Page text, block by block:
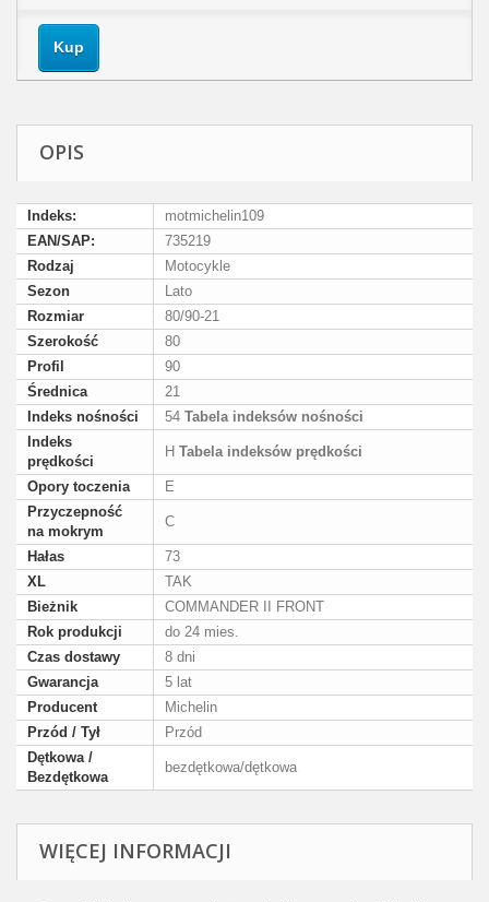
Kup
OPIS
Indeks:
motmichelin109
EAN/SAP:
735219
Rodzaj
Motocykle
Sezon
Lato
Rozmiar
80/90-21
Szerokość
80
Profil
90
Średnica
21
Indeks nośności
54 Tabela indeksów nośności
Indeks
prędkości
H Tabela indeksów prędkości
Opory toczenia
E
Przyczepność
na mokrym
C
Hałas
73
XL
TAK
Bieżnik
COMMANDER II FRONT
Rok produkcji
do 24 mies.
Czas dostawy
8 dni
Gwarancja
5 lat
Producent
Michelin
Przód / Tył
Przód
Dętkowa /
Bezdętkowa
bezdętkowa/dętkowa
WIĘCEJ INFORMACJI